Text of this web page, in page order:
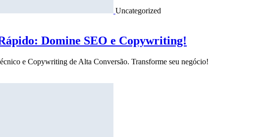
Uncategorized
Domine SEO e Copywriting!
e Copywriting de Alta Conversão. Transforme seu negócio!